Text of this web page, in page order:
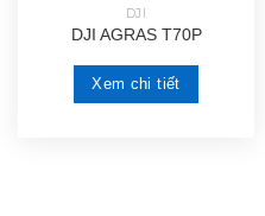
DJI
DJI AGRAS T70P
Xem chi tiết